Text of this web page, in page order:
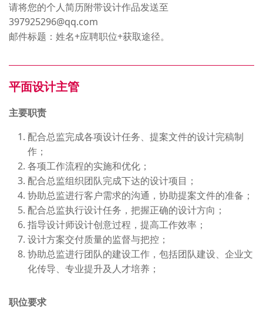
请将您的个人简历附带设计作品发送至
397925296@qq.com
邮件标题：姓名+应聘职位+获取途径。
平面设计主管
主要职责
配合总监完成各项设计任务、提案文件的设计完稿制
作；
各项工作流程的实施和优化；
配合总监组织团队完成下达的设计项目；
协助总监进行客户需求的沟通，协助提案文件的准备；
配合总监执行设计任务，把握正确的设计方向；
指导设计师设计创意过程，提高工作效率；
设计方案交付质量的监督与把控；
协助总监进行团队的建设工作，包括团队建设、企业文
化传导、专业提升及人才培养；
职位要求